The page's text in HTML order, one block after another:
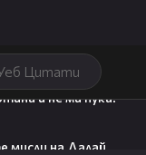
Цитати
и не ми пука!
мисли на Далай